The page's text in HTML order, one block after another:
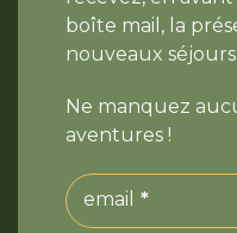
boîte mail, la
nouveaux séjours.
Ne manquez
aventures !
email